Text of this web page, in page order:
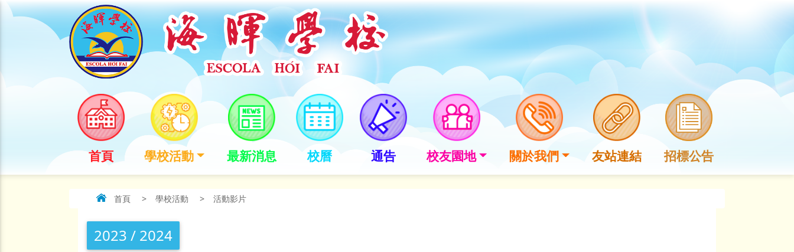
首頁 學校活動 最新消息 校曆 通告 校友園地 關於我們 友站連結 招標公告
首頁 > 學校活動 > 活動影片
2023 / 2024